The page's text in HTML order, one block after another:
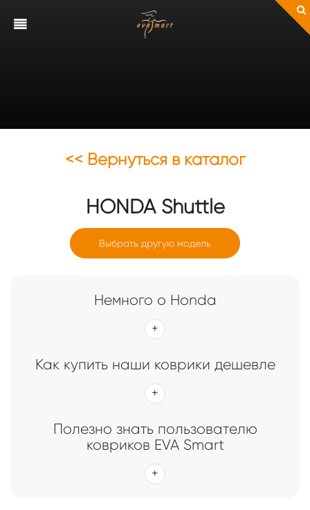
Коврики EVA Smart для Honda
<< Вернуться в каталог
HONDAShuttle
Выбрать другую модель
Немного о Honda
Как купить наши коврики дешевле
Полезно знать пользователю
ковриков EVA Smart